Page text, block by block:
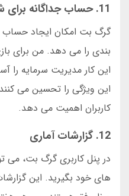
11. حساب جداگانه برای شرط بندی
گرگ بت امکان ایجاد حساب
بندی را می دهد. من برای
این کار مدیریت سرمایه را
این ویژگی را تحسین می
کاربران اهمیت می دهد.
12. گزارشات آماری
در پنل کاربری گرگ بت، می
های خود بگیرید. این